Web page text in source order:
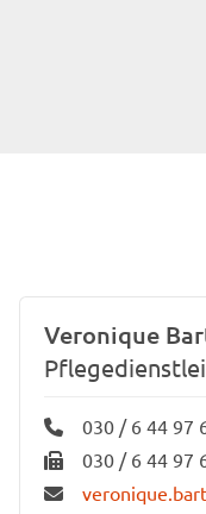
Veronique
030 / 6 44 97
030 / 6 44 97